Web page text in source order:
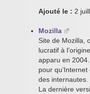
Ajouté le : 2
Mozilla
Site de Mozilla,
lucratif à
apparu en 2004.
pour
des internautes.
La dernière